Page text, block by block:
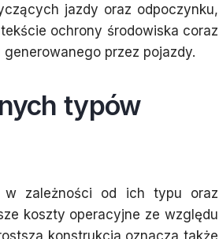
jazdy oraz odpoczynku,
ochrony środowiska coraz
generowanego przez pojazdy.
typów
w zależności od ich typu oraz
koszty operacyjne ze względu
konstrukcja oznacza także